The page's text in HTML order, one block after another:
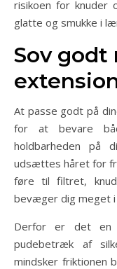
risikoen for knuder
glatte og smukke i
Sov godt
At passe godt på
for at bevare
holdbarheden på
udsættes håret for
føre til filtret,
bevæger dig meget i
Derfor er det
pudebetræk af
mindsker friktionen